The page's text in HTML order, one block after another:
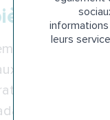
leurs
caisses de retraite
collectivités et
change la vie
d’eau
c’est
décoratifs,
Vous
à vos